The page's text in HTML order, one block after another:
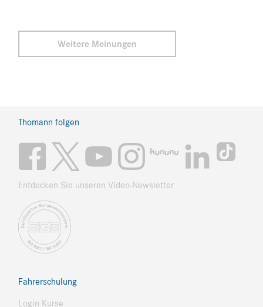
Weitere Meinungen
Thomann folgen
Entdecken Sie unseren Video-Newsletter
Fahrerschulung
Login Kurse